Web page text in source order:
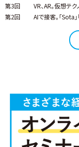
第3回
VR、AR。仮想テ
第2回
AIで接客。「Sota」